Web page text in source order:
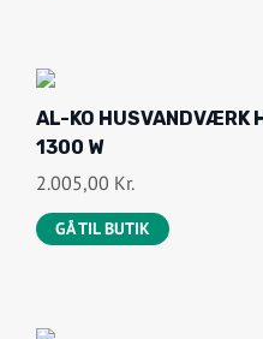
AL-KO HUSVANDVÆRK
1300 W
2.005,00 Kr.
GÅ TIL BUTIK